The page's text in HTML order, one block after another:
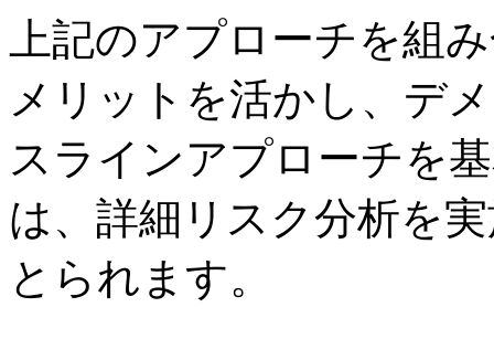
上記のアプローチを組
メリットを活かし、デ
スラインアプローチを
は、詳細リスク分析を
とられます。